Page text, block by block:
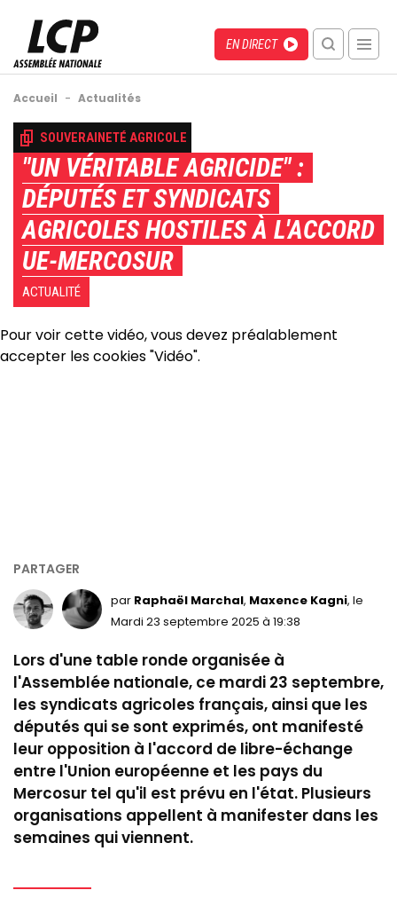
contenu
principal
Menu
recherche
mobile
Direct
EN DIRECT
Fil
d'Ariane
Accueil - Actualités
Back
to
SOUVERAINETÉ AGRICOLE
"UN VÉRITABLE AGRICIDE" :
DÉPUTÉS ET SYNDICATS
AGRICOLES HOSTILES À L'ACCORD
UE-MERCOSUR
ACTUALITÉ
Pour voir cette vidéo, vous devez préalablement
accepter les cookies "Vidéo".
par Raphaël Marchal Maxence Kagni, le
Mardi 23 septembre 2025 à 19:38
Lors d'une table ronde organisée à
l'Assemblée nationale, ce mardi 23 septembre,
les syndicats agricoles français, ainsi que les
députés qui se sont exprimés, ont manifesté
leur opposition à l'accord de libre-échange
entre l'Union européenne et les pays du
Mercosur tel qu'il est prévu en l'état. Plusieurs
organisations appellent à manifester dans les
semaines qui viennent.